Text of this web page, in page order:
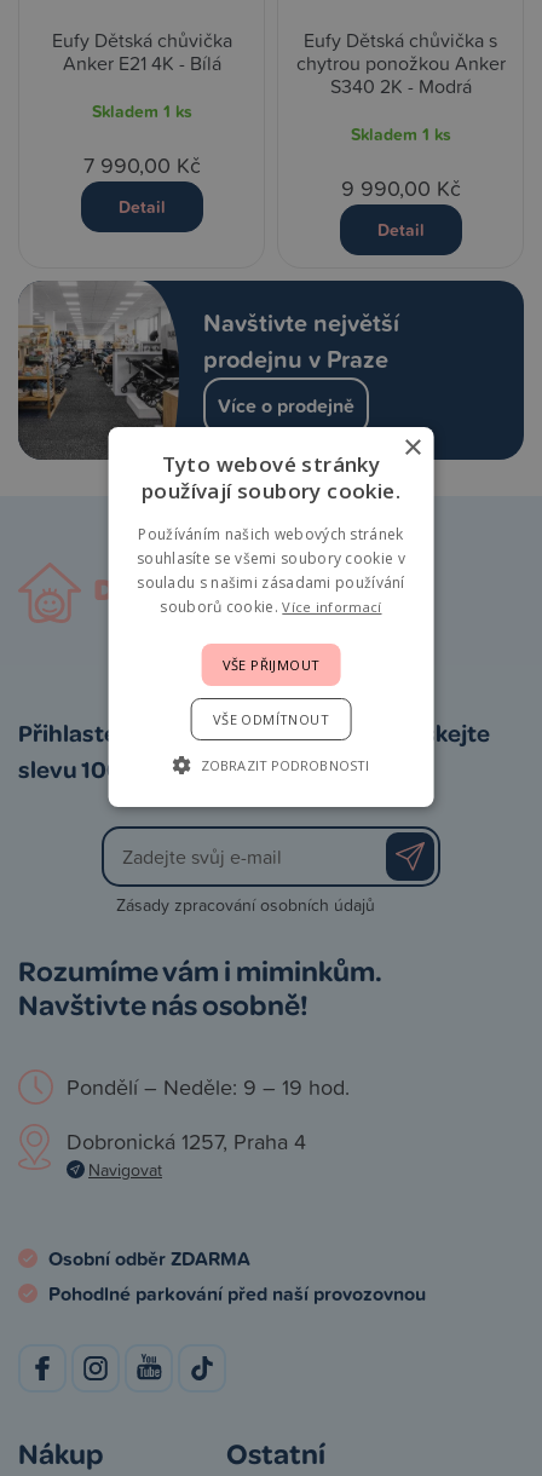
Navštivte největší
prodejnu v Praze
Více o prodejně
Eufy Dětská chůvička
Anker E21 4K - Bílá
Skladem 1 ks
7 990,00 Kč
Detail
Eufy Dětská chůvička s
chytrou ponožkou Anker
S340 2K - Modrá
Skladem 1 ks
9 990,00 Kč
Detail
Přihlaste se k odběru newsletteru a získejte
slevu 100 Kč na první nákup
Zásady zpracování osobních údajů
Rozumíme vám i miminkům.
Navštivte nás osobně!
Pondělí – Neděle: 9 – 19 hod.
Dobronická 1257, Praha 4
Navigovat
Osobní odběr ZDARMA
Pohodlné parkování před naší provozovnou
Nákup Ostatní
×
Tyto webové stránky
používají soubory cookie.
Používáním našich webových stránek
souhlasíte se všemi soubory cookie v
souladu s našimi zásadami používání
souborů cookie.Více informací
VŠE PŘIJMOUT
VŠE ODMÍTNOUT
ZOBRAZIT PODROBNOSTI